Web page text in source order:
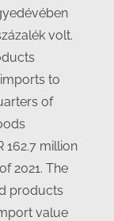
volt.
to
of
162.7 million
2021. The
products
value